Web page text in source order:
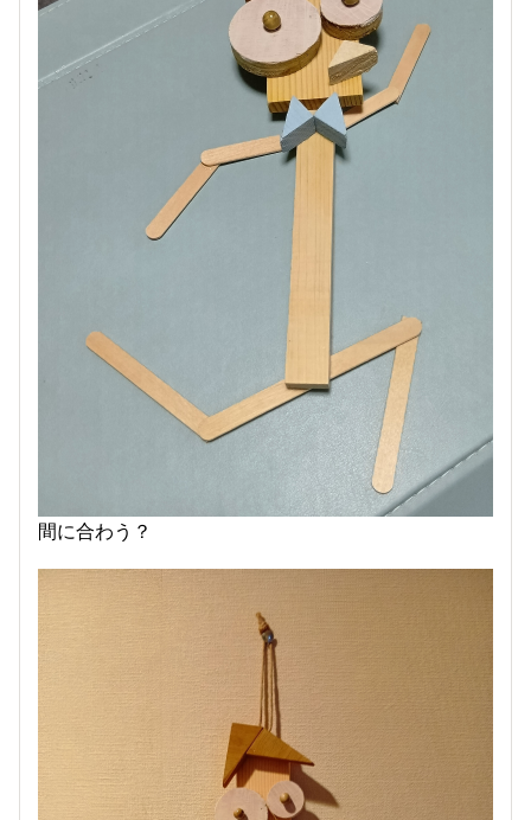
間に合わう？